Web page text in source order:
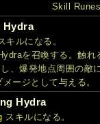
Skill Runes
Hydra
キルになる。
を召喚する。触れ
、爆発地点周囲の敵
メージとして与える。
Hydra
スキルになる。